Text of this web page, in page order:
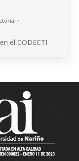
el CODECTI